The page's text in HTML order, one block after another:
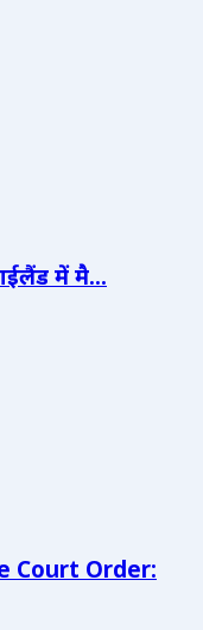
में मै...
Court Order: